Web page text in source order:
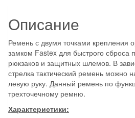
Описание
Ремень с двумя точками крепления
замком Fastex для быстрого
рюкзаков и защитных шлемов. В
стрелка тактический ремень можно
левую руку. Данный ремень по
трехточечному ремню.
Характеристики: